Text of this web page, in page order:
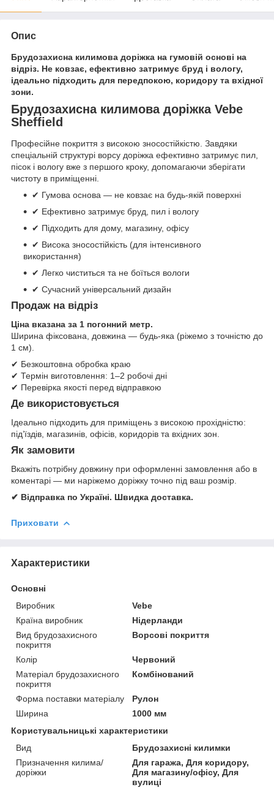
Опис
Брудозахисна килимова доріжка на гумовій основі на
відріз. Не ковзає, ефективно затримує бруд і вологу,
ідеально підходить для передпокою, коридору та вхідної
зони.
Брудозахисна килимова доріжка Vebe
Sheffield
Професійне покриття з високою зносостійкістю. Завдяки
спеціальній структурі ворсу доріжка ефективно затримує пил,
пісок і вологу вже з першого кроку, допомагаючи зберігати
чистоту в приміщенні.
✔ Гумова основа — не ковзає на будь-якій поверхні
✔ Ефективно затримує бруд, пил і вологу
✔ Підходить для дому, магазину, офісу
✔ Висока зносостійкість (для інтенсивного
використання)
✔ Легко чиститься та не боїться вологи
✔ Сучасний універсальний дизайн
Продаж на відріз
Ціна вказана за 1 погонний метр.
Ширина фіксована, довжина — будь-яка (ріжемо з точністю до
1 см).
✔ Безкоштовна обробка краю
✔ Термін виготовлення: 1–2 робочі дні
✔ Перевірка якості перед відправкою
Де використовується
Ідеально підходить для приміщень з високою прохідністю:
під’їздів, магазинів, офісів, коридорів та вхідних зон.
Як замовити
Вкажіть потрібну довжину при оформленні замовлення або в
коментарі — ми наріжемо доріжку точно під ваш розмір.
✔ Відправка по Україні. Швидка доставка.
Приховати
Характеристики
Основні
Виробник
Vebe
Країна виробник
Нідерланди
Вид брудозахисного
покриття
Ворсові покриття
Колір
Червоний
Матеріал брудозахисного
покриття
Комбінований
Форма поставки матеріалу
Рулон
Ширина
1000 мм
Користувальницькі характеристики
Вид
Брудозахисні килимки
Призначення килима/
доріжки
Для гаража, Для коридору,
Для магазину/офісу, Для
вулиці